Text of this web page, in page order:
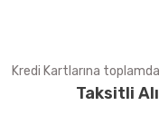
Kredi Kartlarına
Taksitli